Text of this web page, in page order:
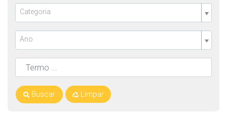
Categoria
Ano
Buscar Limpar